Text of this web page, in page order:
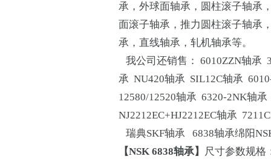
承，外球面轴承，圆柱滚子轴承
面滚子轴承，推力圆柱滚子轴承
承，直线轴承，轧机轴承等。
我公司还销售： 6010ZZN轴承
承 NU420轴承 SIL12C轴承
12580/12520轴承 6320-2NK轴
NJ2212EC+HJ2212EC轴承
瑞典SKF轴承 6838轴承绵阳
【NSK 6838轴承】
尺寸参数规格